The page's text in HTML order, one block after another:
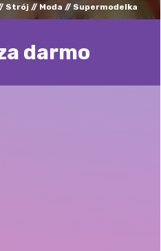
Strój Moda Supermodelka
darmo